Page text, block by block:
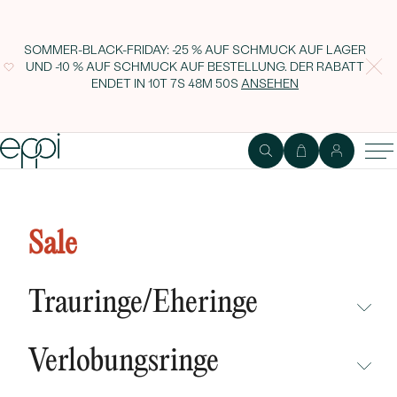
SOMMER-BLACK-FRIDAY: -25 % AUF SCHMUCK AUF LAGER
UND -10 % AUF SCHMUCK AUF BESTELLUNG. DER RABATT
ENDET IN 10T 7S 48M 49SANSEHEN
Sale
Trauringe/Eheringe
NEUHEITEN
Verlobungsringe
Turmalin, Rubin und einem
Diamanten Kerrie